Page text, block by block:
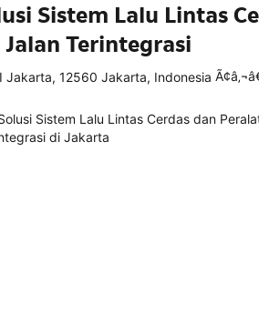
Sistem Lalu Lintas
Terintegrasi
Jakarta, 12560 Jakarta, Indonesia